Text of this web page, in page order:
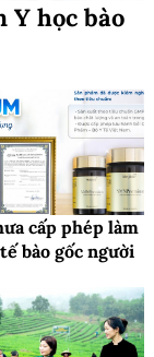
Y học bào
cấp phép làm
bào gốc người